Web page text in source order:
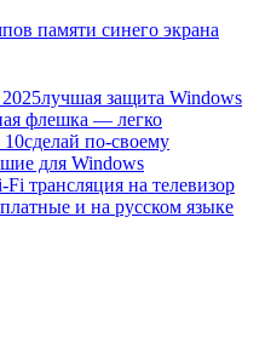
памяти синего экрана
лучшая защита Windows
флешка — легко
10сделай по-своему
для Windows
Fi трансляция на телевизор
и на русском языке